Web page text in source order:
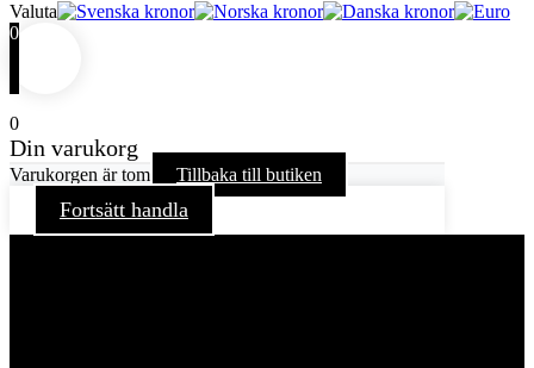
Valuta
0
0
Din varukorg
Varukorgen är tom Tillbaka till butiken
Fortsätt handla